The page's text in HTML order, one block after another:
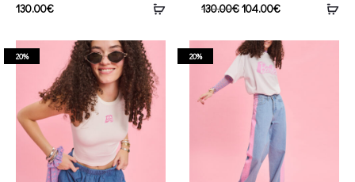
130.00€
130.00€104.00€
20% 20%